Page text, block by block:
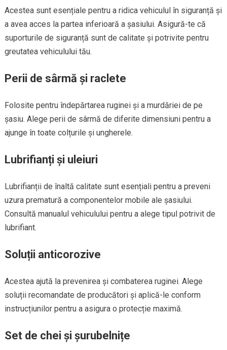
Acestea sunt esențiale pentru a ridica vehiculul în siguranță și
a avea acces la partea inferioară a șasiului. Asigură-te că
suporturile de siguranță sunt de calitate și potrivite pentru
greutatea vehiculului tău.
Perii de sârmă și raclete
Folosite pentru îndepărtarea ruginei și a murdăriei de pe
șasiu. Alege perii de sârmă de diferite dimensiuni pentru a
ajunge în toate colțurile și ungherele.
Lubrifianți și uleiuri
Lubrifianții de înaltă calitate sunt esențiali pentru a preveni
uzura prematură a componentelor mobile ale șasiului.
Consultă manualul vehiculului pentru a alege tipul potrivit de
lubrifiant.
Soluții anticorozive
Acestea ajută la prevenirea și combaterea ruginei. Alege
soluții recomandate de producători și aplică-le conform
instrucțiunilor pentru a asigura o protecție maximă.
Set de chei și șurubelnițe